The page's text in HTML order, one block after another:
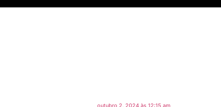
outubro 2, 2024 às 12:15 am